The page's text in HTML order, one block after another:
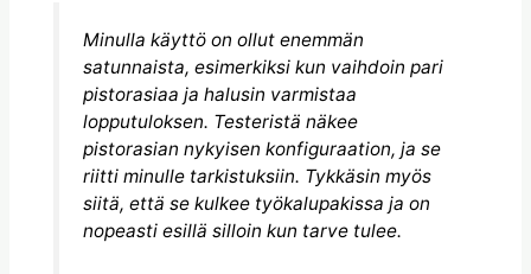
Minulla käyttö on ollut enemmän
satunnaista, esimerkiksi kun vaihdoin pari
pistorasiaa ja halusin varmistaa
lopputuloksen. Testeristä näkee
pistorasian nykyisen konfiguraation, ja se
riitti minulle tarkistuksiin. Tykkäsin myös
siitä, että se kulkee työkalupakissa ja on
nopeasti esillä silloin kun tarve tulee.